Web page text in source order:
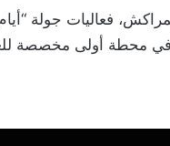
في محطة أولى مخصصة